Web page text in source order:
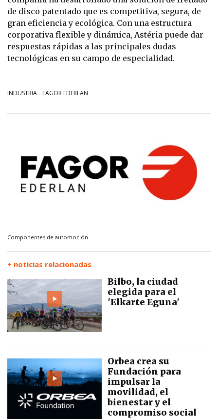
de disco patentado que es competitiva, segura, de
gran eficiencia y ecológica. Con una estructura
corporativa flexible y dinámica, Astéria puede dar
respuestas rápidas a las principales dudas
tecnológicas en su campo de especialidad.
INDUSTRIA FAGOR EDERLAN
Componentes de automoción.
+ noticias relacionadas
Bilbo, la ciudad
elegida para el
'Elkarte Eguna'
Orbea crea su
Fundación para
impulsar la
movilidad, el
bienestar y el
compromiso social